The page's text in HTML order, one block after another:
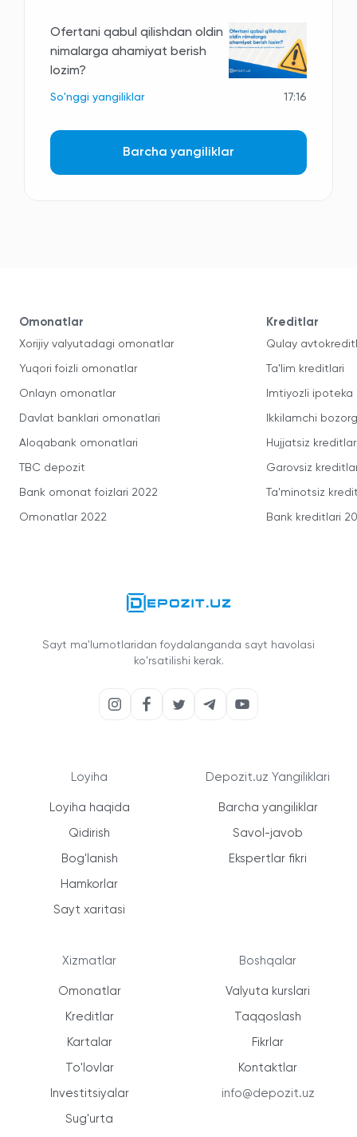
Ofertani qabul qilishdan oldin
nimalarga ahamiyat berish
lozim?
So'nggi yangiliklar 17:16
Barcha yangiliklar
Omonatlar
Xorijiy valyutadagi omonatlar
Yuqori foizli omonatlar
Onlayn omonatlar
Davlat banklari omonatlari
Aloqabank omonatlari
TBC depozit
Bank omonat foizlari 2022
Omonatlar 2022
Kreditlar
Qulay
Ta'lim kreditlari
Imtiyozli ipoteka
Ikkilamchi
Hujjatsiz kreditlar
Garovsiz
Ta'minotsiz
Bank kreditlari
Sayt ma'lumotlaridan foydalanganda sayt havolasi
ko'rsatilishi kerak.
Loyiha
Loyiha haqida
Qidirish
Bog'lanish
Hamkorlar
Sayt xaritasi
Xizmatlar
Omonatlar
Kreditlar
Kartalar
To'lovlar
Investitsiyalar
Sug'urta
Depozit.uz Yangiliklari
Barcha yangiliklar
Savol-javob
Ekspertlar fikri
Boshqalar
Valyuta kurslari
Taqqoslash
Fikrlar
Kontaktlar
info@depozit.uz